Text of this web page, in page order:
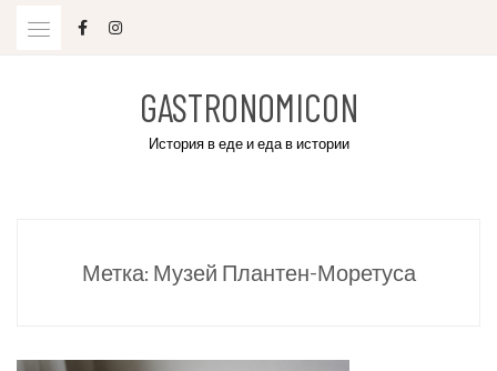
GASTRONOMICON
История в еде и еда в истории
Метка: Музей Плантен-Моретуса